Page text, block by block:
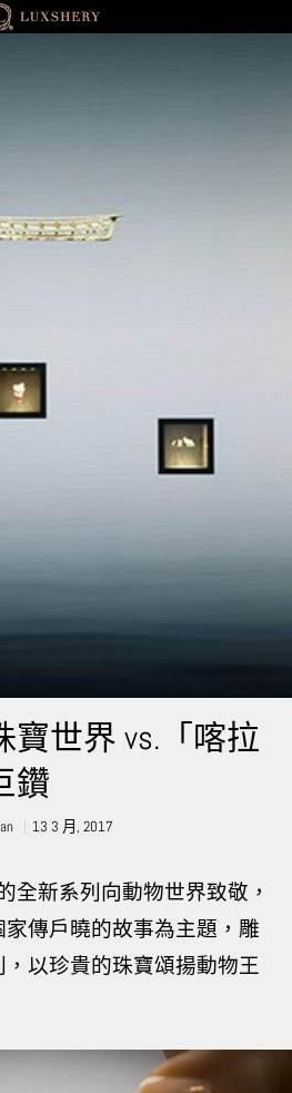
& JEWELRY
寶世界 vs.「喀拉
鑽
13 3 月, 2017
的全新系列向動物世界致敬，
傳戶曉的故事為主題，雕
以珍貴的珠寶頌揚動物王